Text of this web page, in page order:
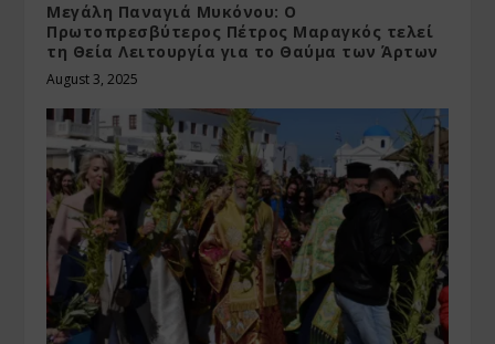
Μεγάλη Παναγιά Μυκόνου: Ο
Πρωτοπρεσβύτερος Πέτρος Μαραγκός τελεί
τη Θεία Λειτουργία για το Θαύμα των Άρτων
August 3, 2025